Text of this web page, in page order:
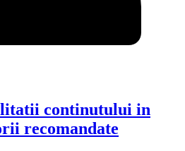
continutului in
recomandate